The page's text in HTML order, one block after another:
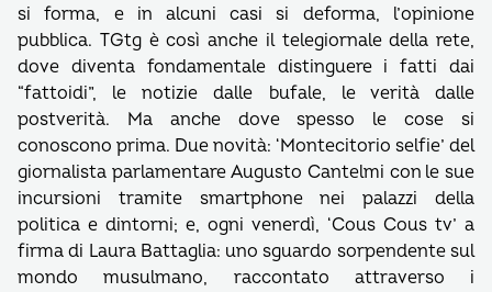
si forma, e in alcuni casi si deforma, l’opinione
pubblica. TGtg è così anche il telegiornale della rete,
dove diventa fondamentale distinguere i fatti dai
“fattoidi”, le notizie dalle bufale, le verità dalle
postverità. Ma anche dove spesso le cose si
conoscono prima. Due novità: ‘Montecitorio selfie’ del
giornalista parlamentare Augusto Cantelmi con le sue
incursioni tramite smartphone nei palazzi della
politica e dintorni; e, ogni venerdì, ‘Cous Cous tv’ a
firma di Laura Battaglia: uno sguardo sorpendente sul
mondo musulmano, raccontato attraverso i